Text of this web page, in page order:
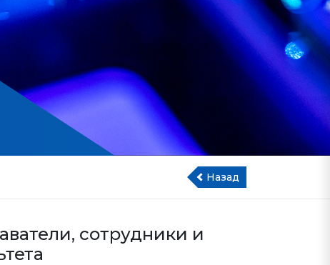
Назад
сотрудники и